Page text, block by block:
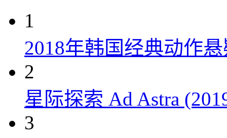
1
2018年韩国经典动作
2
星际探索 Ad Astra
3